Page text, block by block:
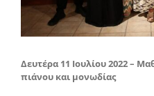
Δευτέρα 11 Ιουλίου 2022 –
πιάνου και μονωδίας